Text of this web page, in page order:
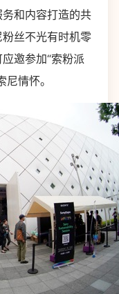
和内容打造的共
丝不光有时机零
邀参加“索粉派
情怀。